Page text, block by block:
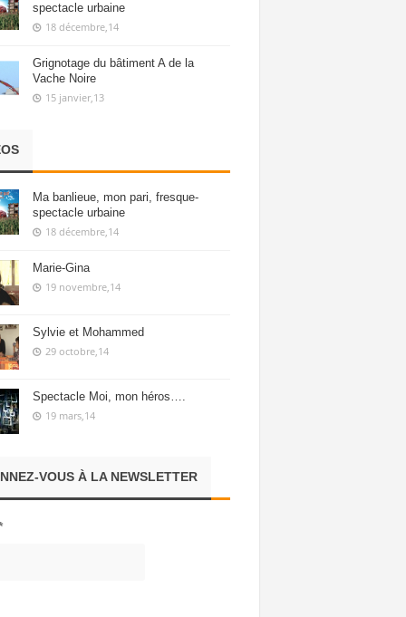
spectacle urbaine
18 décembre,14
Grignotage du bâtiment A de la
Vache Noire
15 janvier,13
Ma banlieue, mon pari, fresque-
spectacle urbaine
18 décembre,14
Marie-Gina
19 novembre,14
Sylvie et Mohammed
29 octobre,14
Spectacle Moi, mon héros….
19 mars,14
VOUS À LA NEWSLETTER